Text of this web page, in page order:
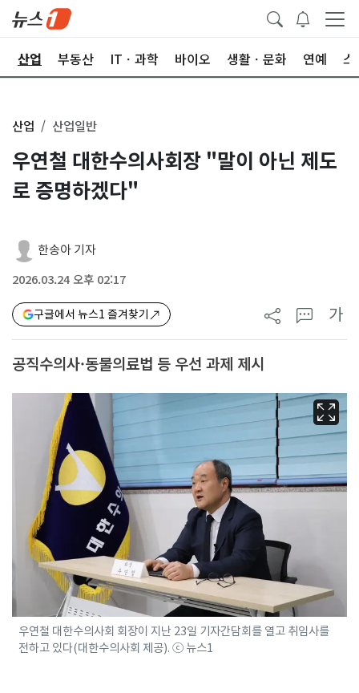
산업 부동산 ITㆍ과학 바이오 생활ㆍ문화 연예 스
산업 산업일반
우연철 대한수의사회장 "말이 아닌 제도
로 증명하겠다"
한송아 기자
2026.03.24 오후 02:17
구글에서 뉴스1 즐겨찾기 가
공직수의사·동물의료법 등 우선 과제 제시
우연철 대한수의사회 회장이 지난 23일 기자간담회를 열고 취임사를
전하고 있다(대한수의사회 제공). ⓒ 뉴스1